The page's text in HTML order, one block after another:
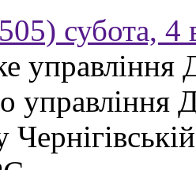
субота, 4
управління
управління